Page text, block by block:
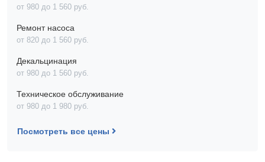
от 980 до 1 560 pyб.
Ремонт насоса
от 820 до 1 560 pyб.
Декальцинация
от 980 до 1 560 pyб.
Техническое обслуживание
от 980 до 1 980 pyб.
Посмотреть все цены